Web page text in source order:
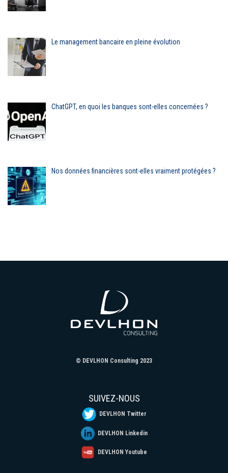
Le management bancaire en pleine évolution
ChatGPT, en quoi les banques sont-elles concernées ?
Nos données financières sont-elles vraiment protégées ?
© DEVLHON Consulting 2023
SUIVEZ-NOUS
DEVLHON Twitter
DEVLHON Linkedin
DEVLHON Youtube